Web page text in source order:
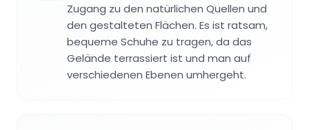
Zugang zu den natürlichen Quellen und
den gestalteten Flächen. Es ist ratsam,
bequeme Schuhe zu tragen, da das
Gelände terrassiert ist und man auf
verschiedenen Ebenen umhergeht.